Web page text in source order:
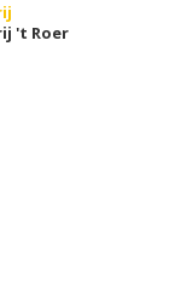
't Roer